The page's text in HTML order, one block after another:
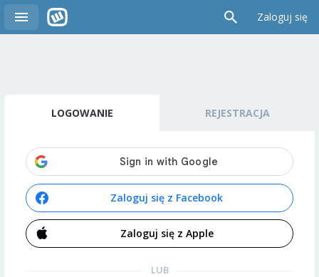
Zaloguj się
LOGOWANIE REJESTRACJA
Zaloguj się z Facebook
Zaloguj się z Apple
LUB